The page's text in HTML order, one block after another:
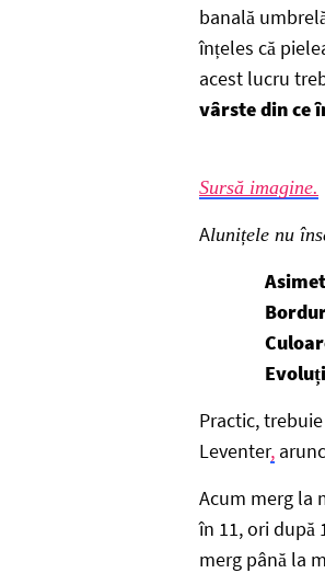
banală
înțeles că
acest lucru
vârste din ce
Sursă imagine.
Alunițele nu
Practic,
Leventer,
Acum merg la
în 11, ori după
merg până la